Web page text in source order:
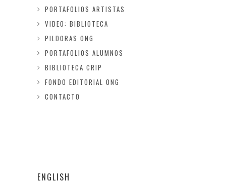
PORTAFOLIOS ARTISTAS
VIDEO: BIBLIOTECA
PILDORAS ONG
PORTAFOLIOS ALUMNOS
BIBLIOTECA CRIP
FONDO EDITORIAL ONG
CONTACTO
ENGLISH